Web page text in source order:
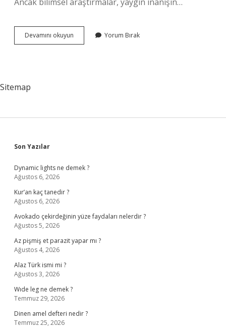
Devamını okuyun Dolunay
Neden
Yorum Bırak
Sitemap
Sidebar
Son Yazılar
Dynamic lights ne demek ?
Ağustos 6, 2026
Kur’an kaç tanedir ?
Ağustos 6, 2026
Avokado çekirdeğinin yüze faydaları nelerdir ?
Ağustos 5, 2026
Az pişmiş et parazit yapar mı ?
Ağustos 4, 2026
Alaz Türk ismi mi ?
Ağustos 3, 2026
Wıde leg ne demek ?
Temmuz 29, 2026
Dinen amel defteri nedir ?
Temmuz 25, 2026